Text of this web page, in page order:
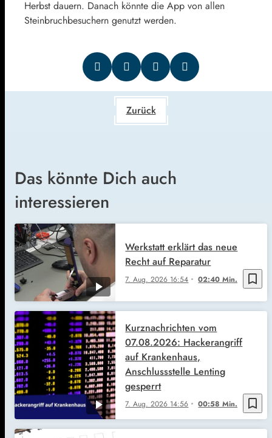
Herbst dauern. Danach könnte die App von allen
Steinbruchbesuchern genutzt werden.
Zurück
Das könnte Dich auch
interessieren
bookmark_border
7. Aug. 2026 16:54 02:40 Min.
Werkstatt erklärt das neue
Recht auf Reparatur
bookmark_border
7. Aug. 2026 14:56 00:58 Min.
Kurznachrichten vom
07.08.2026: Hackerangriff
auf Krankenhaus,
Anschlussstelle Lenting
gesperrt